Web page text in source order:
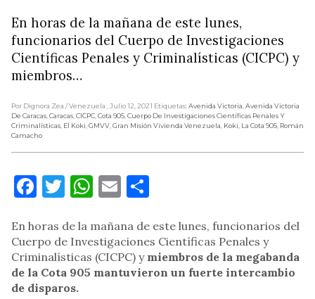
En horas de la mañana de este lunes,
funcionarios del Cuerpo de Investigaciones
Científicas Penales y Criminalísticas (CICPC) y
miembros…
Por Dignora Zea / Venezuela , Julio 12, 2021 Etiquetas:Avenida Victoria,Avenida Victoria
De Caracas,Caracas,CICPC,Cota 905,Cuerpo De Investigaciones Científicas Penales Y
Criminalísticas, El Koki,GMVV,Gran Misión Vivienda Venezuela, Koki, La Cota 905, Román
Camacho
Facebook
Twitter
WhatsApp
Email
En horas de la mañana de este lunes, funcionarios del
Cuerpo de Investigaciones Científicas Penales y
Criminalísticas (CICPC) y miembros de la megabanda
de la Cota 905 mantuvieron un fuerte intercambio
de disparos.